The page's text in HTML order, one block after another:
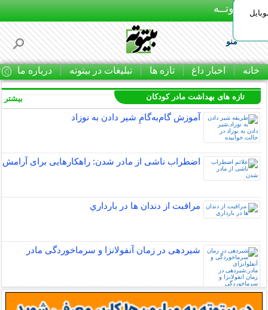
بـیتوتــه
منو
خانه اخبار داغ تازه ها تبلیغات در بیتوته درباره ما
تازه های بهداشت مادر کودکان
آموزش گام‌به‌گامِ شیر دادن به نوزاد
اضطراب ناشی از مادر شدن: راهکارهایی برای آرامش
مراقبت از دندان‌ ها در بارداري
شیردهی در زمان آنفولانزا و سرماخوردگی مادر
بیشتر